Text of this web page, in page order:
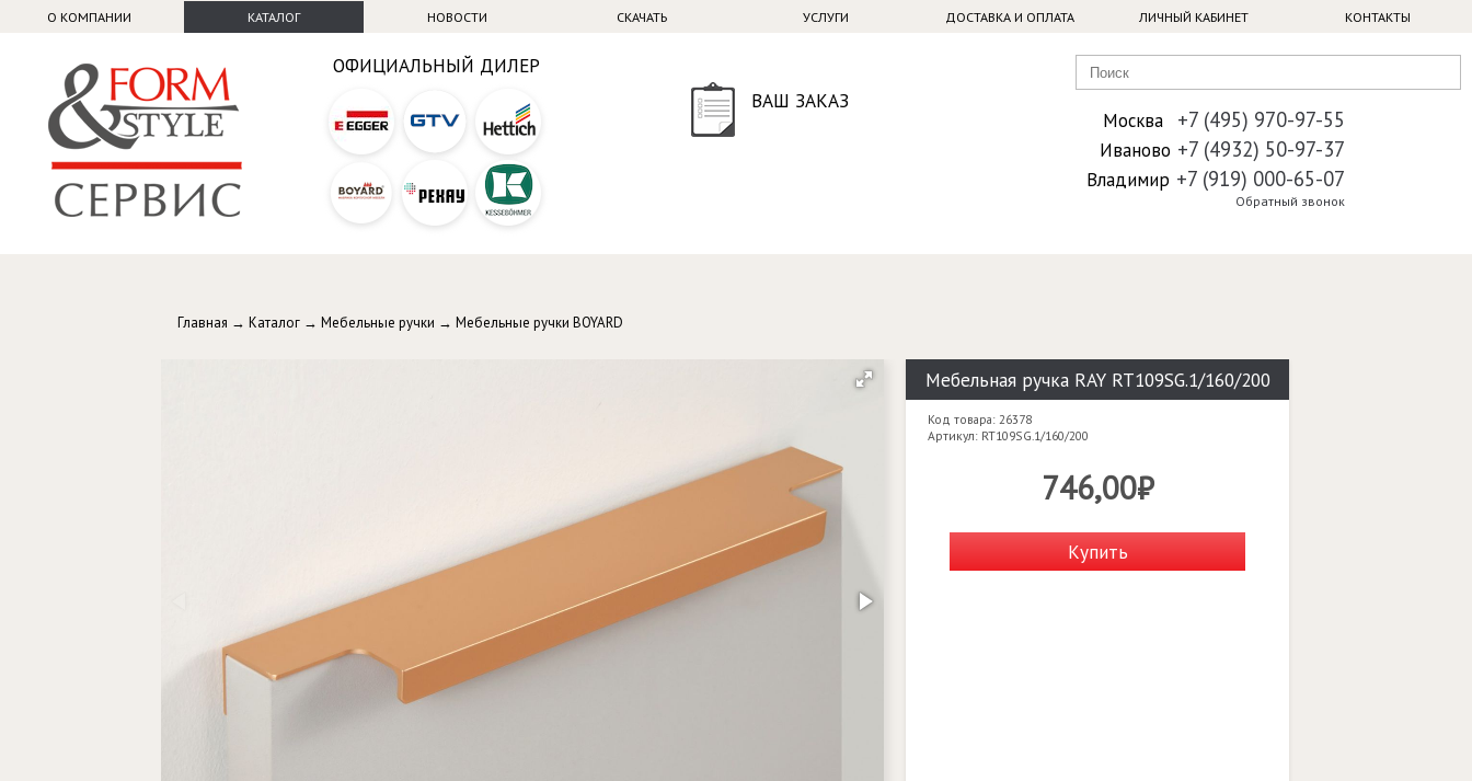
О КОМПАНИИ КАТАЛОГ НОВОСТИ СКАЧАТЬ УСЛУГИ ДОСТАВКА И ОПЛАТА ЛИЧНЫЙ КАБИНЕТ КОНТАКТЫ
ОФИЦИАЛЬНЫЙ ДИЛЕР
ВАШ ЗАКАЗ
Москва +7 (495) 970-97-55
Иваново +7 (4932) 50-97-37
Владимир +7 (919) 000-65-07
Обратный звонок
Главная → Каталог → Мебельные ручки → Мебельные ручки BOYARD
Мебельная ручка RAY RT109SG.1/160/200
Код товара: 26378
Артикул: RT109SG.1/160/200
746,00₽
Купить